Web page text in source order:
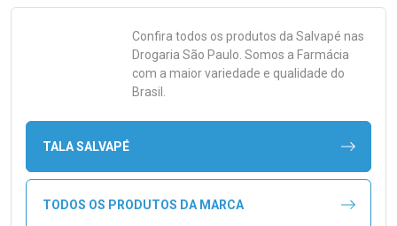
Confira todos os produtos da Salvapé nas
Drogaria São Paulo. Somos a Farmácia
com a maior variedade e qualidade do
Brasil.
TALA SALVAPÉ
TODOS OS PRODUTOS DA MARCA